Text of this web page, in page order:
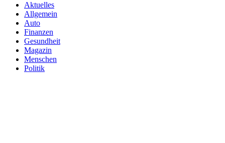
Aktuelles
Allgemein
Auto
Finanzen
Gesundheit
Magazin
Menschen
Politik